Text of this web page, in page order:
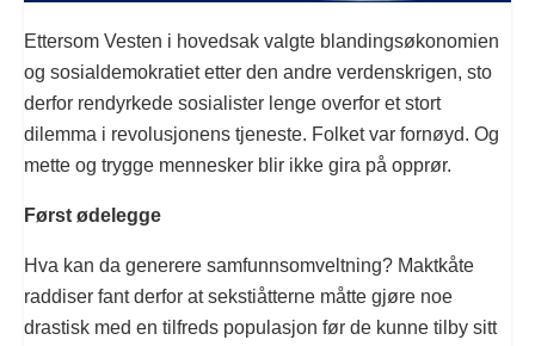
Ettersom Vesten i hovedsak valgte blandingsøkonomien
og sosialdemokratiet etter den andre verdenskrigen, sto
derfor rendyrkede sosialister lenge overfor et stort
dilemma i revolusjonens tjeneste. Folket var fornøyd. Og
mette og trygge mennesker blir ikke gira på opprør.
Først ødelegge
Hva kan da generere samfunnsomveltning? Maktkåte
raddiser fant derfor at sekstiåtterne måtte gjøre noe
drastisk med en tilfreds populasjon før de kunne tilby sitt